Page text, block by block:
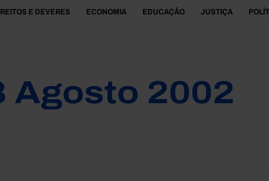
E DEVERES ECONOMIA EDUCAÇÃO JUSTIÇA
Agosto 2002